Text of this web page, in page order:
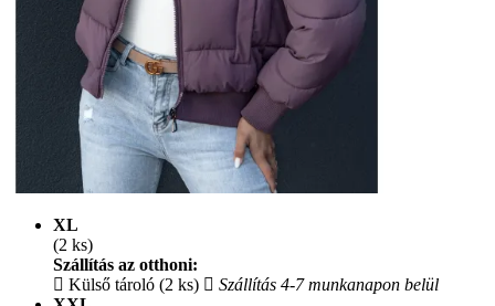
XL
(2 ks)
Szállítás az otthoni:
Külső tároló (2 ks)
Szállítás 4-7 munkanapon belül